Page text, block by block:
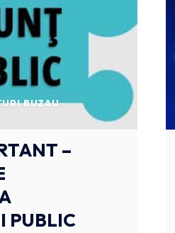
BUZAU
–
PUBLIC